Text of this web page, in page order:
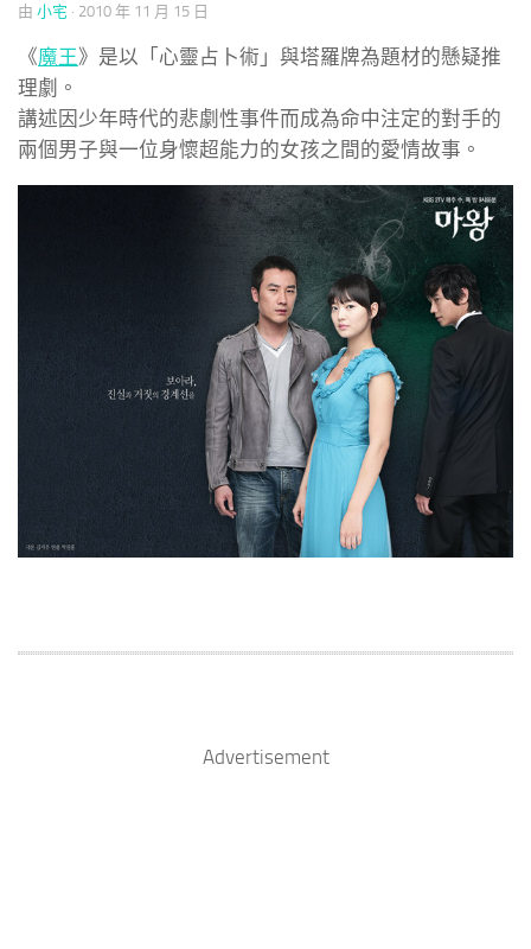
由 小宅 · 2010 年 11 月 15 日
《魔王》是以「心靈占卜術」與塔羅牌為題材的懸疑推
理劇。
講述因少年時代的悲劇性事件而成為命中注定的對手的
兩個男子與一位身懷超能力的女孩之間的愛情故事。
Advertisement